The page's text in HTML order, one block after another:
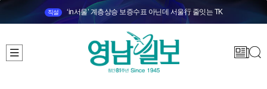
직설 ‘in서울’ 계층상승 보증수표 아닌데 서울行 줄잇는 TK